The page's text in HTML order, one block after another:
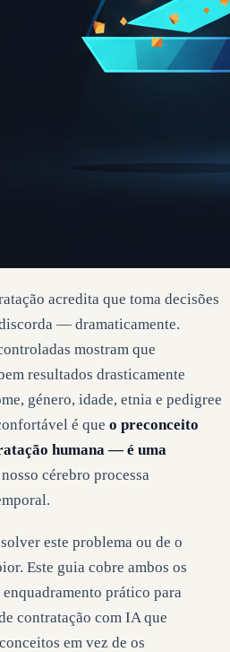
acredita que toma decisões
— dramaticamente.
mostram que
resultados drasticamente
género, idade, etnia e pedigree
é que o preconceito
humana — é uma
cérebro processa
este problema ou de o
Este guia cobre ambos os
prático para
contratação com IA que
em vez de os